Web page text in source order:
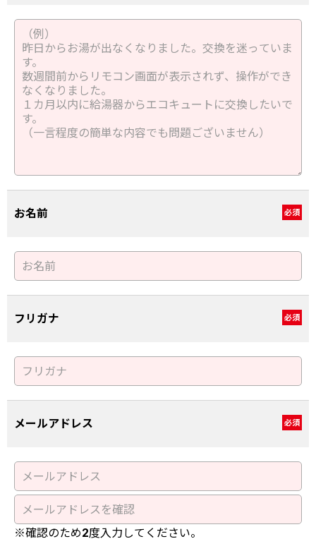
お名前 必須
フリガナ 必須
メールアドレス 必須
※確認のため2度入力してください。